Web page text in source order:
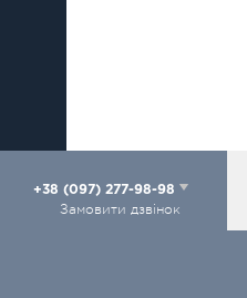
+38 (097) 277-98-98
Замовити дзвінок